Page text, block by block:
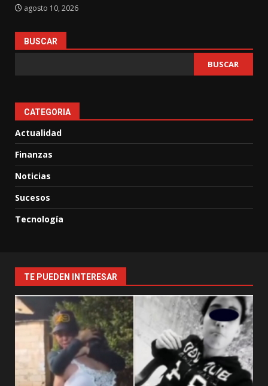
agosto 10, 2026
BUSCAR
BUSCAR
CATEGORIA
Actualidad
Finanzas
Noticias
Sucesos
Tecnología
TE PUEDEN INTERESAR